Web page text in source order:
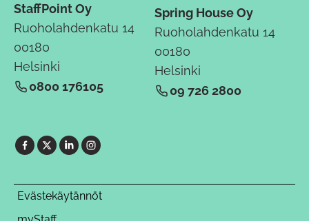
StaffPoint Oy
Ruoholahdenkatu 14
00180
Helsinki
0800 176105
Spring House Oy
Ruoholahdenkatu 14
00180
Helsinki
09 726 2800
Evästekäytännöt